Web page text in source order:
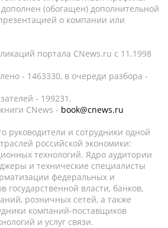
(обогащен) дополнительной
о компании или
портала CNews.ru c 11.1998
- 1463330, в очереди разбора -
- 199231.
CNews - book@cnews.ru
руководители и сотрудники одной
российской экономики:
технологий. Ядро аудитории
и технические специалисты
федеральных и
государственной власти, банков,
розничных сетей, а также
компаний-поставщиков
и услуг связи.